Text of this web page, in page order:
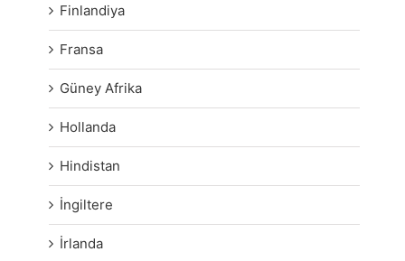
Finlandiya
Fransa
Güney Afrika
Hollanda
Hindistan
İngiltere
İrlanda